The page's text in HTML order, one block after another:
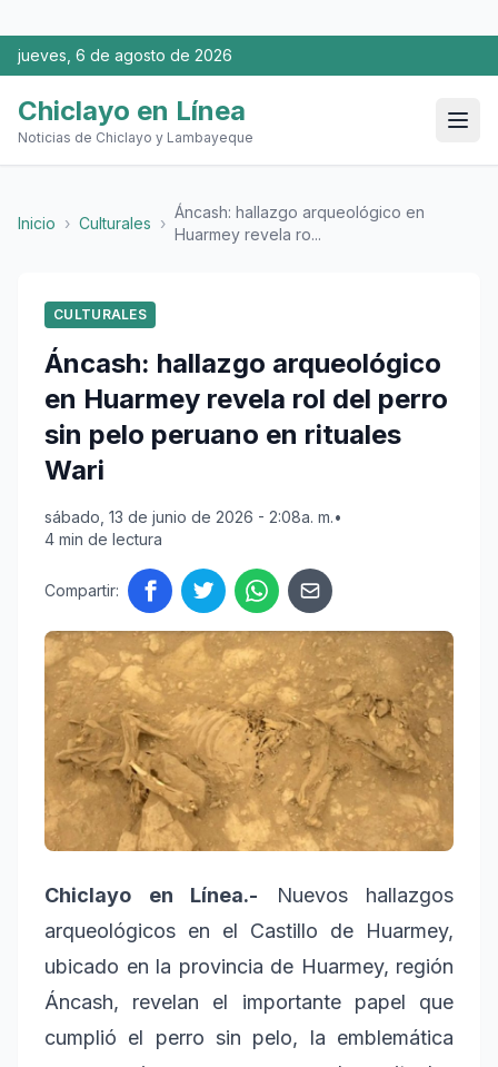
jueves, 6 de agosto de 2026
Chiclayo en Línea
Noticias de Chiclayo y Lambayeque
Inicio › Culturales ›
Áncash: hallazgo arqueológico en
Huarmey revela ro...
CULTURALES
Áncash: hallazgo arqueológico
en Huarmey revela rol del perro
sin pelo peruano en rituales
Wari
sábado, 13 de junio de 2026 - 2:08a. m.•
4 min de lectura
Compartir:
Chiclayo en Línea.- Nuevos hallazgos
arqueológicos en el Castillo de Huarmey,
ubicado en la provincia de Huarmey, región
Áncash, revelan el importante papel que
cumplió el perro sin pelo, la emblemática